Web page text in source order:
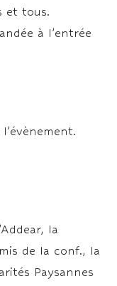
et tous.
à l’entrée
la
de la conf., la
Paysannes